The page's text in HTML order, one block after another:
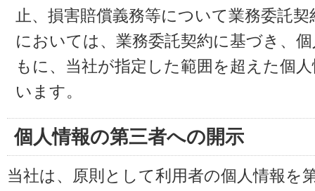
止、損害賠償義務等について業務委託
においては、業務委託契約に基づき、
もに、当社が指定した範囲を超えた個
います。
個人情報の第三者への開示
当社は、原則として利用者の個人情報を